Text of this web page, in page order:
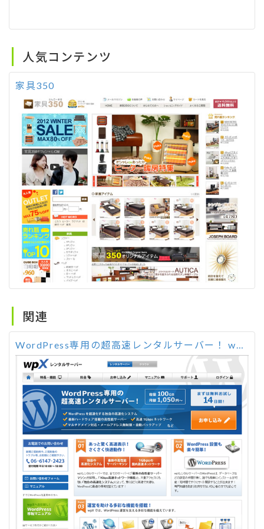
人気コンテンツ
家具350
関連
WordPress専用の超高速レンタルサーバー！ wpX